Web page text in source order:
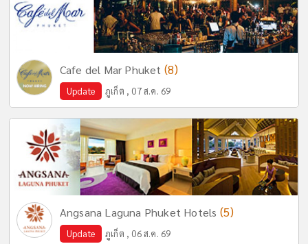
Cafe del Mar Phuket (8)
Update ภูเก็ต , 07 ส.ค. 69
Angsana Laguna Phuket Hotels (5)
Update ภูเก็ต , 06 ส.ค. 69